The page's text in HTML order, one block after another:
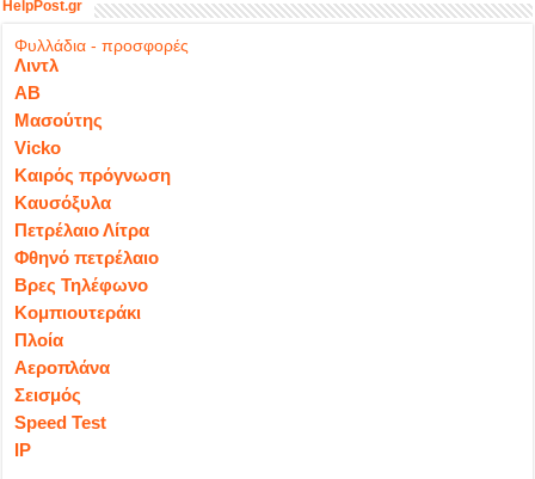
HelpPost.gr
Φυλλάδια - προσφορές
Λιντλ
ΑΒ
Μασούτης
Vicko
Καιρός πρόγνωση
Καυσόξυλα
Πετρέλαιο Λίτρα
Φθηνό πετρέλαιο
Βρες Τηλέφωνο
Κομπιουτεράκι
Πλοία
Αεροπλάνα
Σεισμός
Speed Test
IP